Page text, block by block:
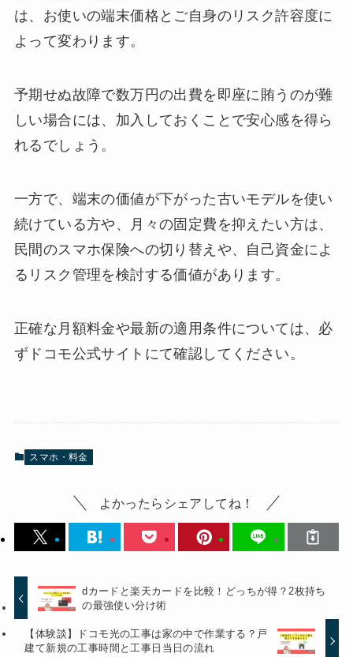
は、お使いの端末価格とご自身のリスク許容度に
よって変わります。
予期せぬ故障で数万円の出費を即座に賄うのが難
しい場合には、加入しておくことで安心感を得ら
れるでしょう。
一方で、端末の価値が下がった古いモデルを使い
続けている方や、月々の固定費を抑えたい方は、
民間のスマホ保険への切り替えや、自己資金によ
るリスク管理を検討する価値があります。
正確な月額料金や最新の適用条件については、必
ずドコモ公式サイトにて確認してください。
スマホ・料金
よかったらシェアしてね！
dカードと楽天カードを比較！どっちが得？2枚持ち
の最強使い分け術
【体験談】ドコモ光の工事は家の中で作業する？戸
建て新規の工事時間と工事日当日の流れ